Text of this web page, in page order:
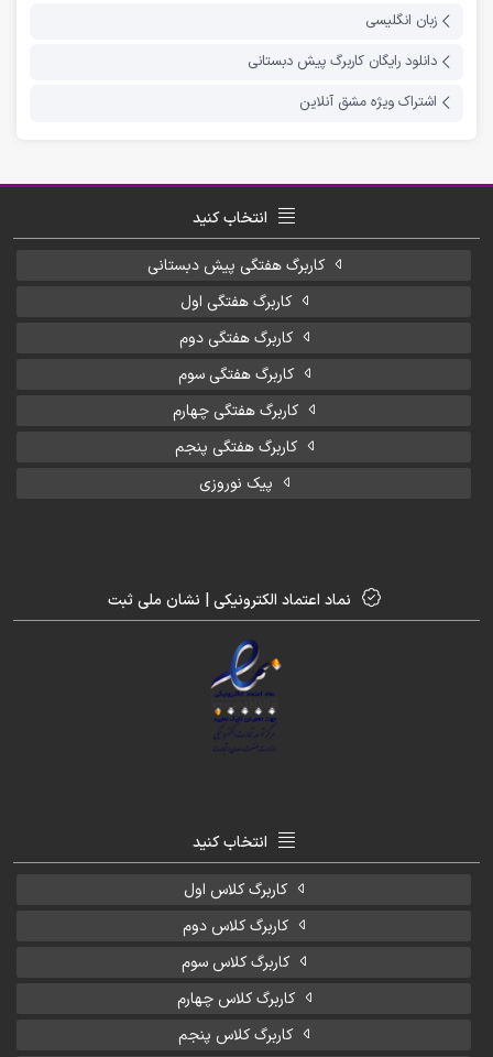
زبان انگلیسی
دانلود رایگان کاربرگ پیش دبستانی
اشتراک ویژه مشق آنلاین
انتخاب کنید
کاربرگ هفتگی پیش دبستانی
کاربرگ هفتگی اول
کاربرگ هفتگی دوم
کاربرگ هفتگی سوم
کاربرگ هفتگی چهارم
کاربرگ هفتگی پنجم
پیک نوروزی
نماد اعتماد الکترونیکی | نشان ملی ثبت
انتخاب کنید
کاربرگ کلاس اول
کاربرگ کلاس دوم
کاربرگ کلاس سوم
کاربرگ کلاس چهارم
کاربرگ کلاس پنجم